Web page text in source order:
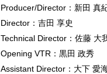
Producer/Director：新田 真
Director：吉田 享史
Technical Director：佐藤 大
Opening VTR：黒田 政秀
Assistant Director：大下 愛